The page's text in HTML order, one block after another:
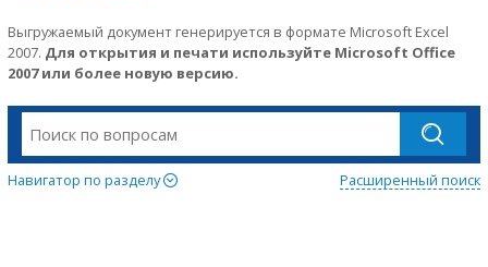
Выгружаемый документ генерируется в формате Microsoft Excel
2007. Для открытия и печати используйте Microsoft Office
2007 или более новую версию.
Навигатор по разделу Расширенный поиск